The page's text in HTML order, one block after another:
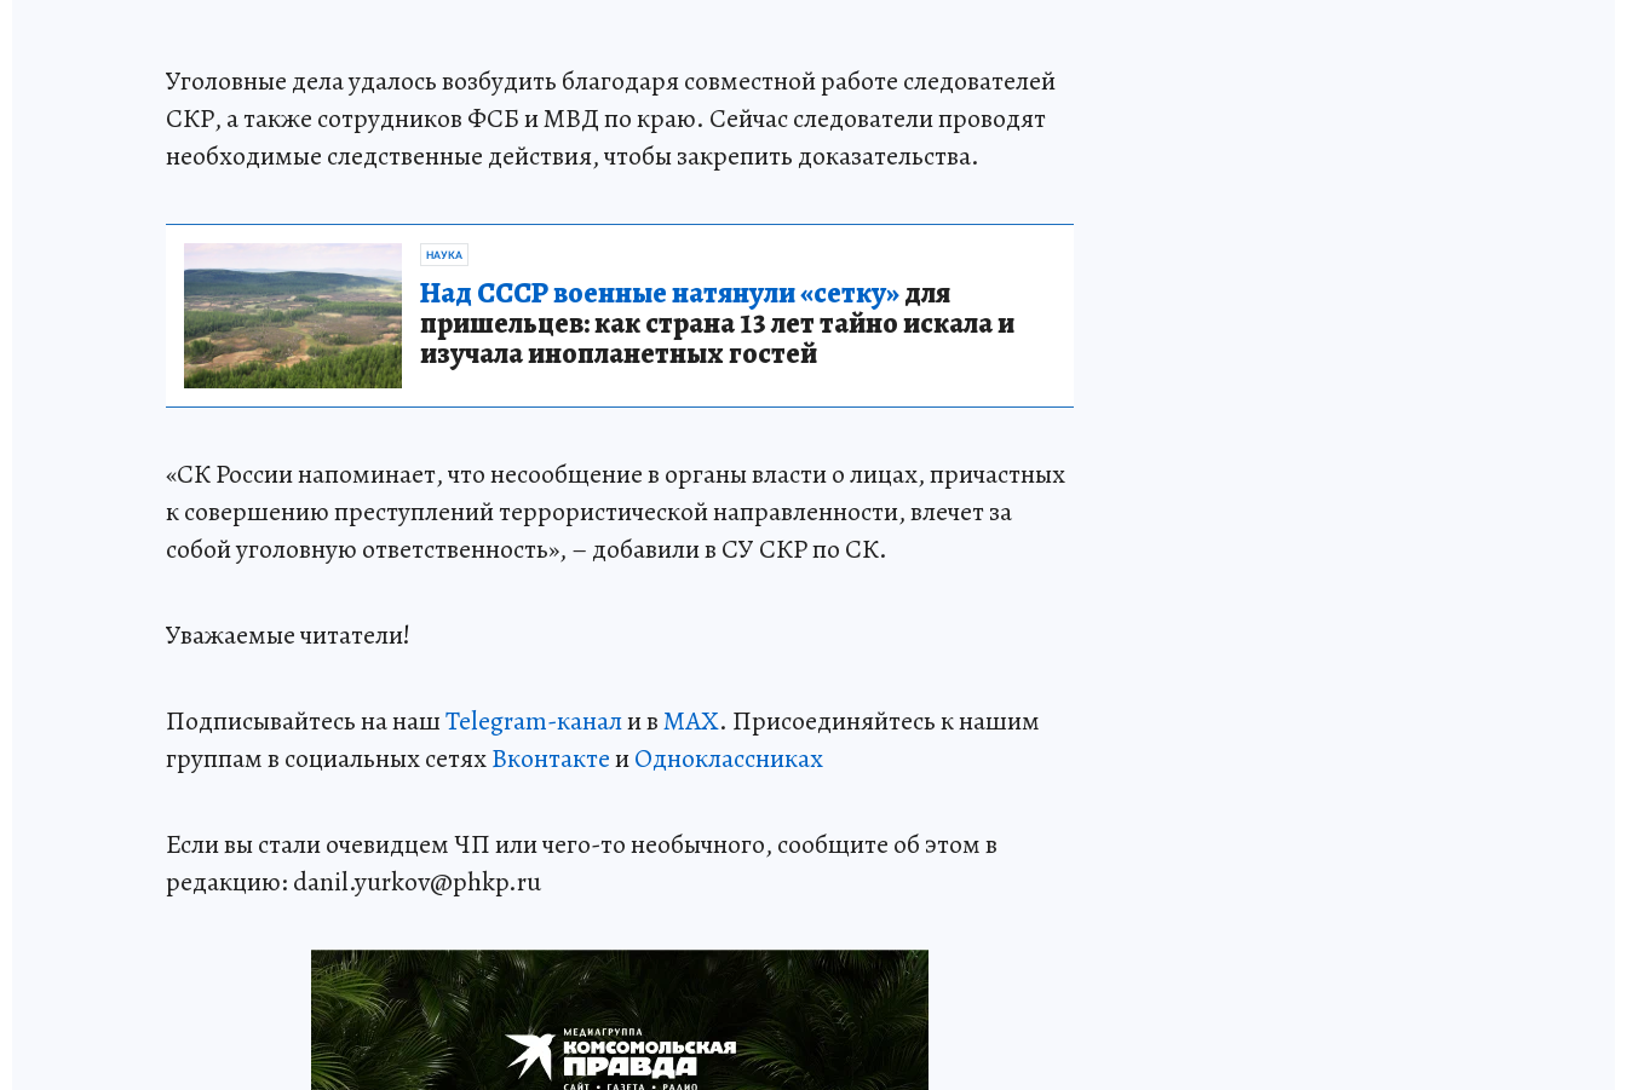
Уголовные дела удалось возбудить благодаря совместной работе следователей
СКР, а также сотрудников ФСБ и МВД по краю. Сейчас следователи проводят
необходимые следственные действия, чтобы закрепить доказательства.
НАУКА
Над СССР военные натянули «сетку»для
пришельцев: как страна 13 лет тайно искала и
изучала инопланетных гостей
«СК России напоминает, что несообщение в органы власти о лицах, причастных
к совершению преступлений террористической направленности, влечет за
собой уголовную ответственность», – добавили в СУ СКР по СК.
Уважаемые читатели!
Подписывайтесь на нашTelegram-канали вMAX. Присоединяйтесь к нашим
группам в социальных сетяхВконтактеиОдноклассниках
Если вы стали очевидцем ЧП или чего-то необычного, сообщите об этом в
редакцию: danil.yurkov@phkp.ru